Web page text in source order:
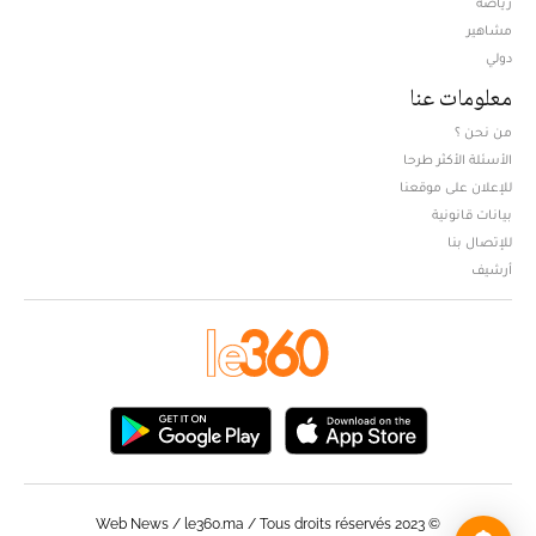
مشاهير
دولي
معلومات عنا
من نحن ؟
الأسئلة الأكثر طرحا
للإعلان على موقعنا
بيانات قانونية
للإتصال بنا
أرشيف
© Web News / le360.ma / Tous droits réservés 2023